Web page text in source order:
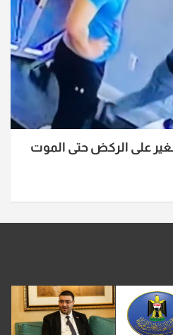
على الركض حتى الموت